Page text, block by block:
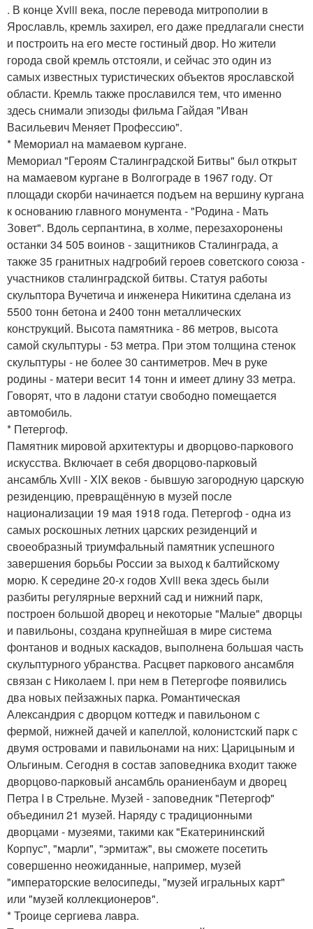
. В конце Xviii века, после перевода митрополии в
Ярославль, кремль захирел, его даже предлагали снести
и построить на его месте гостиный двор. Но жители
города свой кремль отстояли, и сейчас это один из
самых известных туристических объектов ярославской
области. Кремль также прославился тем, что именно
здесь снимали эпизоды фильма Гайдая "Иван
Васильевич Меняет Профессию".
* Мемориал на мамаевом кургане.
Мемориал "Героям Сталинградской Битвы" был открыт
на мамаевом кургане в Волгограде в 1967 году. От
площади скорби начинается подъем на вершину кургана
к основанию главного монумента - "Родина - Мать
Зовет". Вдоль серпантина, в холме, перезахоронены
останки 34 505 воинов - защитников Сталинграда, а
также 35 гранитных надгробий героев советского союза -
участников сталинградской битвы. Статуя работы
скульптора Вучетича и инженера Никитина сделана из
5500 тонн бетона и 2400 тонн металлических
конструкций. Высота памятника - 86 метров, высота
самой скульптуры - 53 метра. При этом толщина стенок
скульптуры - не более 30 сантиметров. Меч в руке
родины - матери весит 14 тонн и имеет длину 33 метра.
Говорят, что в ладони статуи свободно помещается
автомобиль.
* Петергоф.
Памятник мировой архитектуры и дворцово-паркового
искусства. Включает в себя дворцово-парковый
ансамбль Xviii - XIX веков - бывшую загородную царскую
резиденцию, превращённую в музей после
национализации 19 мая 1918 года. Петергоф - одна из
самых роскошных летних царских резиденций и
своеобразный триумфальный памятник успешного
завершения борьбы России за выход к балтийскому
морю. К середине 20-х годов Xviii века здесь были
разбиты регулярные верхний сад и нижний парк,
построен большой дворец и некоторые "Малые" дворцы
и павильоны, создана крупнейшая в мире система
фонтанов и водных каскадов, выполнена большая часть
скульптурного убранства. Расцвет паркового ансамбля
связан с Николаем I. при нем в Петергофе появились
два новых пейзажных парка. Романтическая
Александрия с дворцом коттедж и павильоном с
фермой, нижней дачей и капеллой, колонистский парк с
двумя островами и павильонами на них: Царицыным и
Ольгиным. Сегодня в состав заповедника входит также
дворцово-парковый ансамбль ораниенбаум и дворец
Петра I в Стрельне. Музей - заповедник "Петергоф"
объединил 21 музей. Наряду с традиционными
дворцами - музеями, такими как "Екатерининский
Корпус", "марли", "эрмитаж", вы сможете посетить
совершенно неожиданные, например, музей
"императорские велосипеды, "музей игральных карт"
или "музей коллекционеров".
* Троице сергиева лавра.